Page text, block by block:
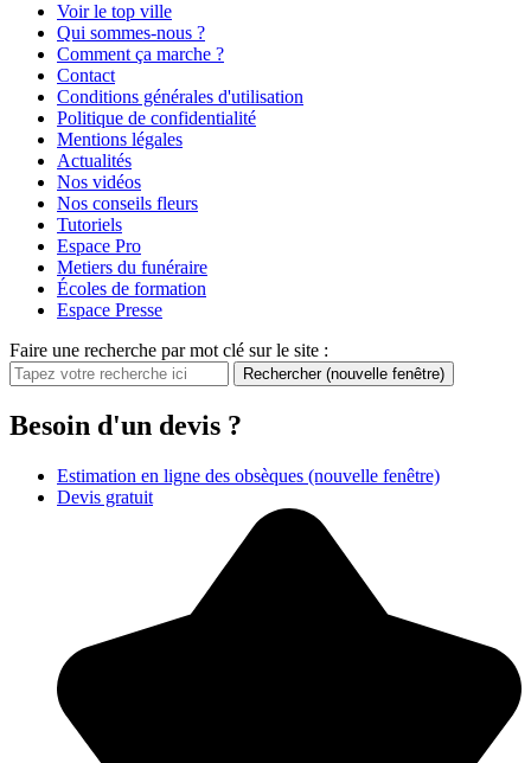
Voir le top ville
Qui sommes-nous ?
Comment ça marche ?
Contact
Conditions générales d'utilisation
Politique de confidentialité
Mentions légales
Actualités
Nos vidéos
Nos conseils fleurs
Tutoriels
Espace Pro
Metiers du funéraire
Écoles de formation
Espace Presse
Faire une recherche par mot clé sur le site :
Rechercher (nouvelle fenêtre)
Besoin d'un devis ?
Estimation en ligne des obsèques (nouvelle fenêtre)
Devis gratuit